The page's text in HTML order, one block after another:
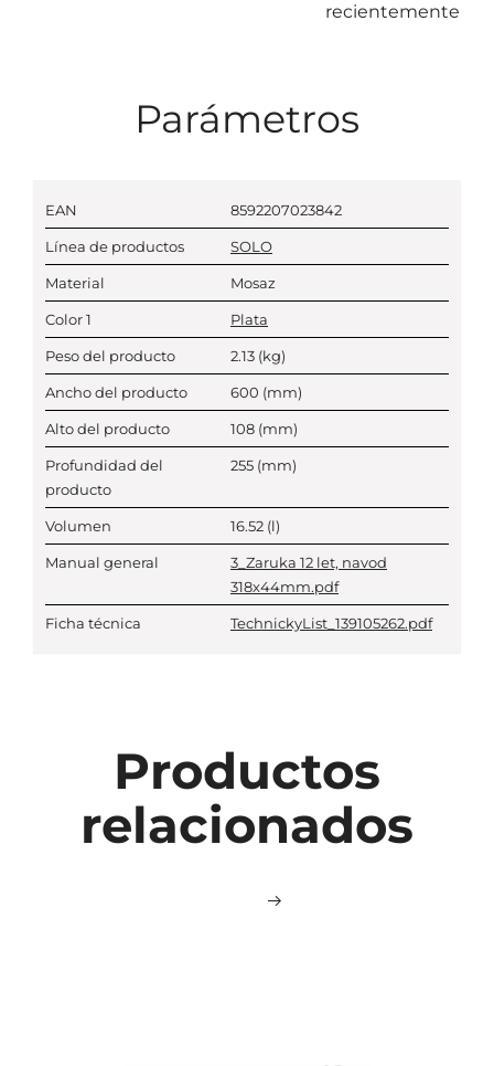
recientemente
Parámetros
EAN 8592207023842
Línea de productos SOLO
Material Mosaz
Color 1 Plata
Peso del producto 2.13 (kg)
Ancho del producto 600 (mm)
Alto del producto 108 (mm)
Profundidad del
producto
255 (mm)
Volumen 16.52 (l)
Manual general
3_Zaruka 12 let, navod
318x44mm.pdf
Ficha técnica TechnickyList_139105262.pdf
Productos
relacionados